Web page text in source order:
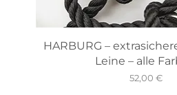
HARBURG –
Leine – alle
Preis
52,00 €